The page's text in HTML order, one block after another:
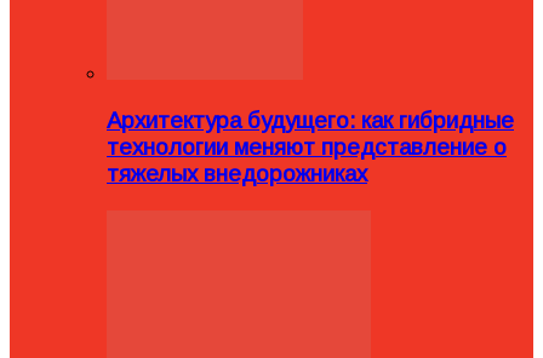
Архитектура будущего: как гибридные
технологии меняют представление о
тяжелых внедорожниках